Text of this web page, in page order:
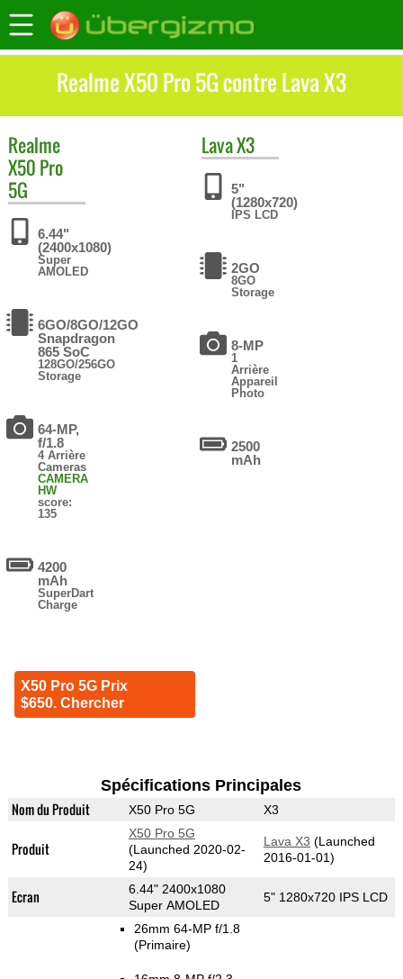
Realme X50 Pro 5G contre Lava X3
Realme
X50 Pro
5G
6.44"
(2400x1080)
Super
AMOLED
6GO/8GO/12GO
Snapdragon
865 SoC
128GO/256GO
Storage
64-MP,
f/1.8
4 Arrière
Cameras
CAMERA
HW
score:
135
4200
mAh
SuperDart
Charge
X50 Pro 5G Prix
$650. Chercher
LavaX3
5"
(1280x720)
IPS LCD
2GO
8GO
Storage
8-MP
1
Arrière
Appareil
Photo
2500
mAh
Spécifications Principales
Nom du Produit X50 Pro 5G X3
Produit
X50 Pro 5G
(Launched 2020-02-
24)
Lava X3 (Launched
2016-01-01)
Ecran
6.44" 2400x1080
Super AMOLED
5" 1280x720 IPS LCD
26mm 64-MP f/1.8
(Primaire)